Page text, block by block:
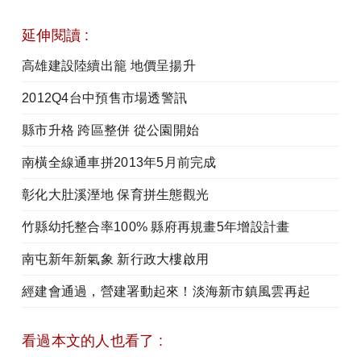
延伸閱讀 :
高雄建設陸續出籠 地價呈揚升
2012Q4台中預售市場透警訊
縣市升格 跨區整併 從公園開始
南橫全線通車拼2013年5月前完成
彰化大肚溪溼地 保育拼生態觀光
竹縣幼托整合率100% 縣府再規畫5年增設計畫
南屯新年新氣象 新行政大樓啟用
經建會通過，營建署動起來！淡海新市鎮風雲再起
看過本文的人也看了 :